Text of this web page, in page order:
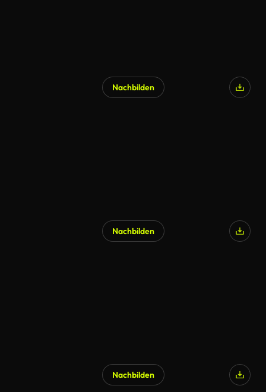
Nachbilden
Nachbilden
Nachbilden